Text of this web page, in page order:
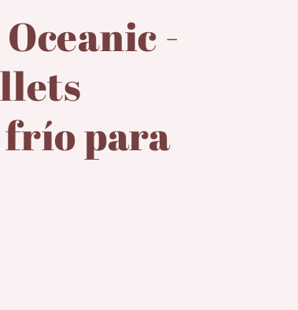
-
frío para